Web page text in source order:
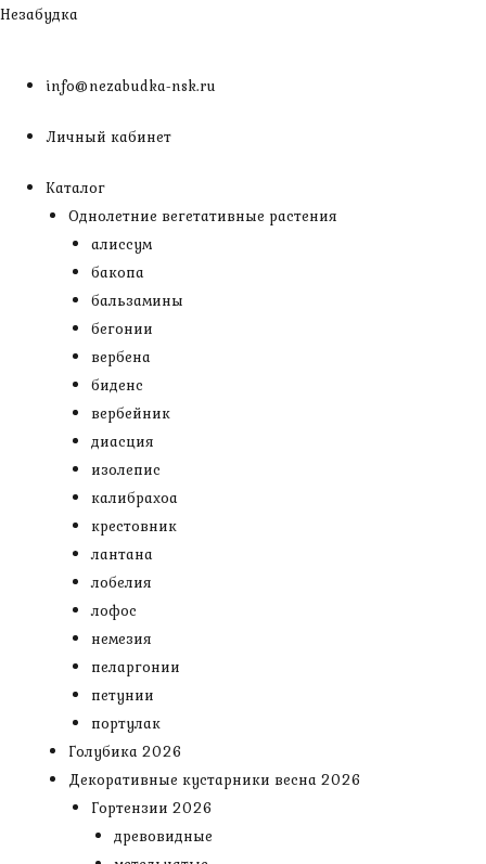
Перейти
Незабудка
info@nezabudka-nsk.ru
Личный кабинет
Каталог
Однолетние вегетативные растения
алиссум
бакопа
бальзамины
бегонии
вербена
биденс
вербейник
диасция
изолепис
калибрахоа
крестовник
лантана
лобелия
лофос
немезия
пеларгонии
петунии
портулак
Голубика 2026
Декоративные кустарники весна 2026
Гортензии 2026
древовидные